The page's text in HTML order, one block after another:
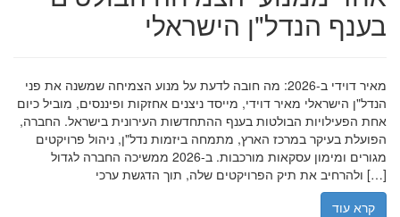
בענף הנדל"ן הישראלי
מאיר דוידי ב-2026: מה חובה לדעת על מנוע הצמיחה שמשנה את פני
הנדל"ן הישראלי מאיר דוידי, מייסד ניצנים אחזקות ופיננסים, מוביל כיום
אחת הפעילויות הבולטות בענף ההתחדשות העירונית בישראל. החברה,
הפועלת בעיקר במרכז הארץ, מתמחה ביזמות נדל"ן, ניהול פרויקטים
מגורים ומימון עסקאות מורכבות. ב-2026 ממשיכה החברה לגדול
ולהרחיב את תיק הפרויקטים שלה, תוך הדגשת ערכי […]
קרא עוד